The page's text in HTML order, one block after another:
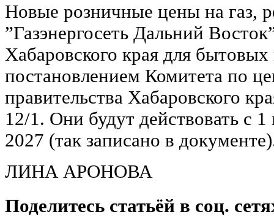
Новые розничные цены на газ,
”Газэнергосеть Дальний
Хабаровского края для
постановлением Комитета по
правительства Хабаровского
12/1. Они будут действовать с
2027 (так записано в
ЛИНА АРОНОВА
Поделитесь статьёй в соц.